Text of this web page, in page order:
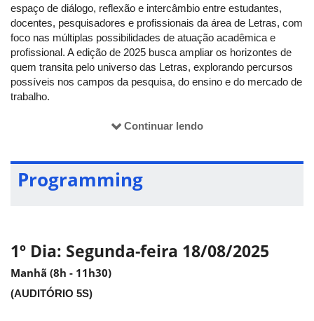
espaço de diálogo, reflexão e intercâmbio entre estudantes,
docentes, pesquisadores e profissionais da área de Letras, com
foco nas múltiplas possibilidades de atuação acadêmica e
profissional. A edição de 2025 busca ampliar os horizontes de
quem transita pelo universo das Letras, explorando percursos
possíveis nos campos da pesquisa, do ensino e do mercado de
trabalho.
Estudos literários
texto literário a partir de múltiplas perspectivas metodológicas e
teóricas, além de investigações sobre a representação, a
recepção, a mediação e os usos sociais da literatura. Também
se incluem aqui debates sobre o cânone, a literatura
Continuar lendo
Programming
1º Dia: Segunda-feira 18/08/2025
Manhã (8h - 11h30)
(AUDITÓRIO 5S)